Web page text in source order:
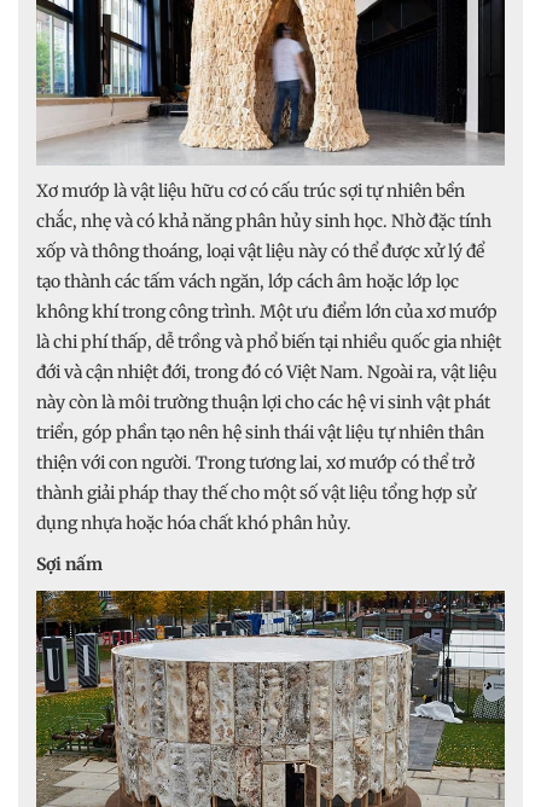
Xơ mướp là vật liệu hữu cơ có cấu trúc sợi tự nhiên bền
chắc, nhẹ và có khả năng phân hủy sinh học. Nhờ đặc tính
xốp và thông thoáng, loại vật liệu này có thể được xử lý để
tạo thành các tấm vách ngăn, lớp cách âm hoặc lớp lọc
không khí trong công trình. Một ưu điểm lớn của xơ mướp
là chi phí thấp, dễ trồng và phổ biến tại nhiều quốc gia nhiệt
đới và cận nhiệt đới, trong đó có Việt Nam. Ngoài ra, vật liệu
này còn là môi trường thuận lợi cho các hệ vi sinh vật phát
triển, góp phần tạo nên hệ sinh thái vật liệu tự nhiên thân
thiện với con người. Trong tương lai, xơ mướp có thể trở
thành giải pháp thay thế cho một số vật liệu tổng hợp sử
dụng nhựa hoặc hóa chất khó phân hủy.
Sợi nấm